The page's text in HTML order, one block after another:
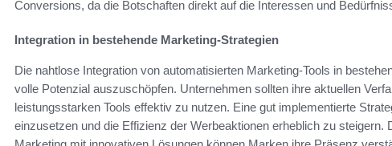
Conversions, da die Botschaften direkt auf die Interessen und
Integration in bestehende Marketing-Strategien
Die nahtlose Integration von automatisierten Marketing-Tools in
volle Potenzial auszuschöpfen. Unternehmen sollten ihre aktuellen
leistungsstarken Tools effektiv zu nutzen. Eine gut implementierte
einzusetzen und die Effizienz der Werbeaktionen erheblich zu steigern.